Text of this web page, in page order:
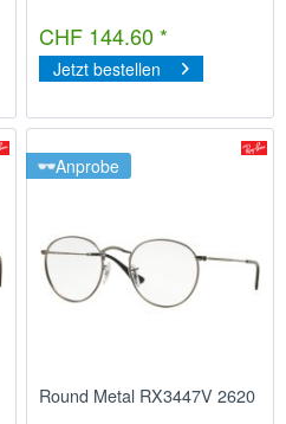
CHF 144.60 *
Jetzt bestellen
Anprobe
Round Metal RX3447V 2620